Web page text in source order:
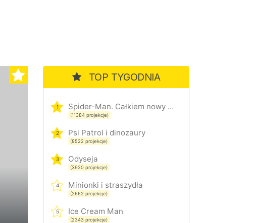
TOP TYGODNIA
1 Spider-Man. Całkiem nowy dzień
(11384 projekcje)
2 Psi Patrol i dinozaury
(8522 projekcje)
3 Odyseja
(3920 projekcje)
4 Minionki i straszydła
(2662 projekcje)
5 Ice Cream Man
(2343 projekcje)